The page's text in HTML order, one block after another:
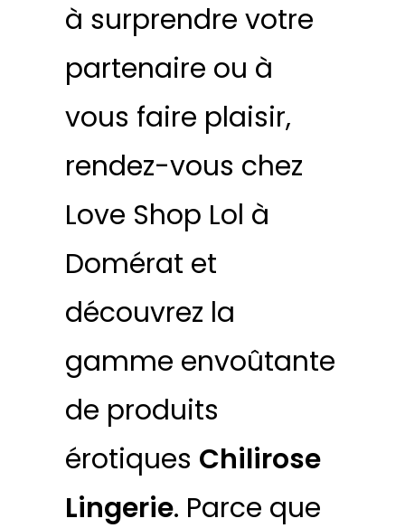
à surprendre votre
partenaire ou à
vous faire plaisir,
rendez-vous chez
Love Shop Lol à
Domérat et
découvrez la
gamme envoûtante
de produits
érotiques Chilirose
Lingerie. Parce que